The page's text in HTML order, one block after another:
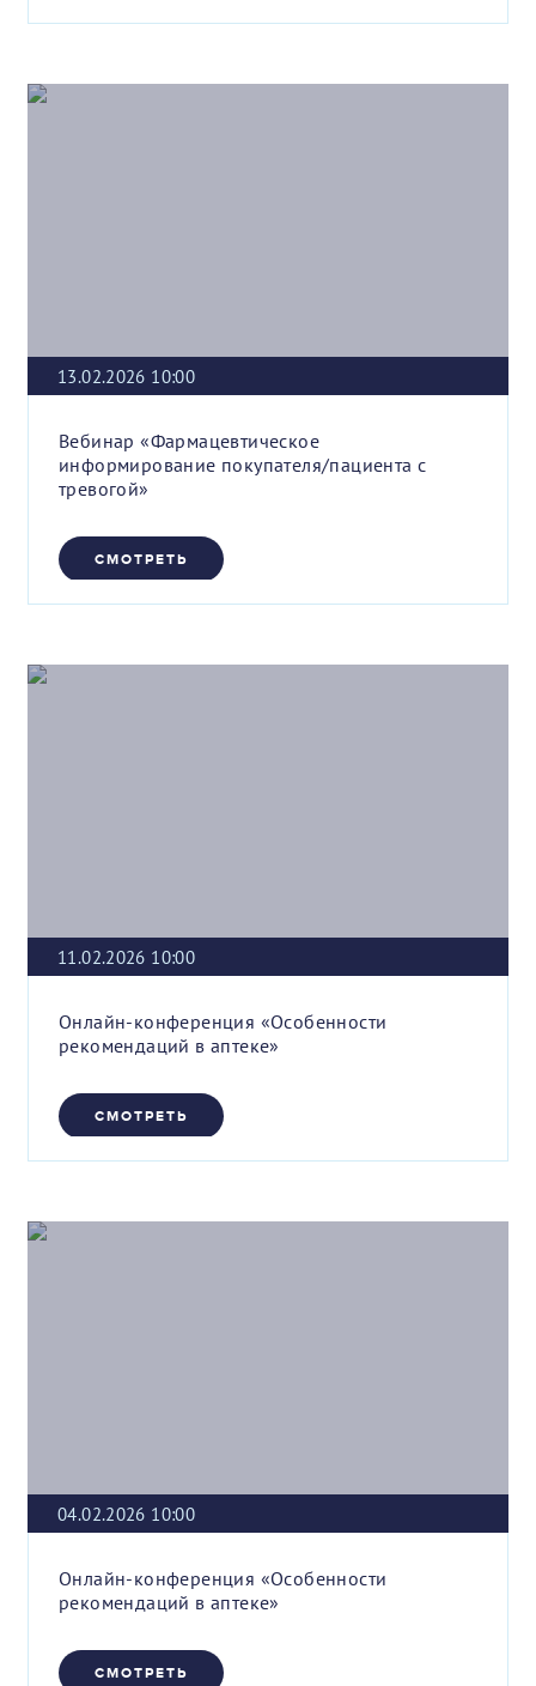
13.02.2026 10:00
Вебинар «Фармацевтическое
информирование покупателя/пациента с
тревогой»
СМОТРЕТЬ
11.02.2026 10:00
Онлайн-конференция «Особенности
рекомендаций в аптеке»
СМОТРЕТЬ
04.02.2026 10:00
Онлайн-конференция «Особенности
рекомендаций в аптеке»
СМОТРЕТЬ